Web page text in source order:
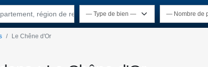
région de recherche
Le Chêne d'Or